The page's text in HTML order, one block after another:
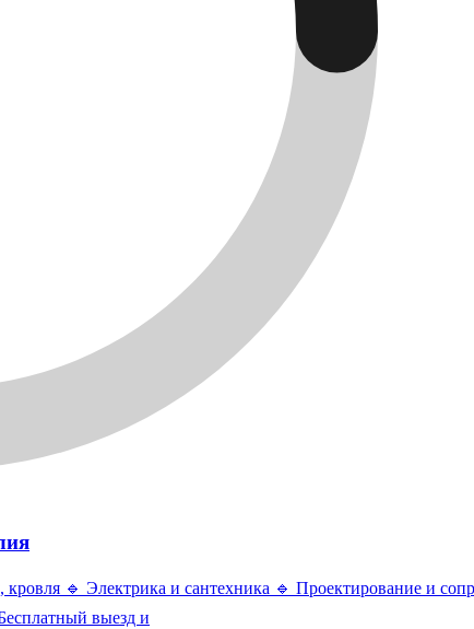
🔹 Электрика и сантехника 🔹 Проектирование и
выезд и